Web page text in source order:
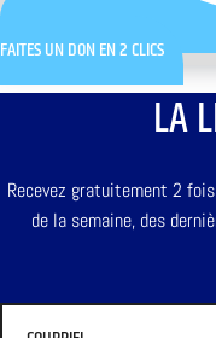
FAITES UN DON EN 2 CLICS
LA
Recevez gratuitement 2
de la semaine, des